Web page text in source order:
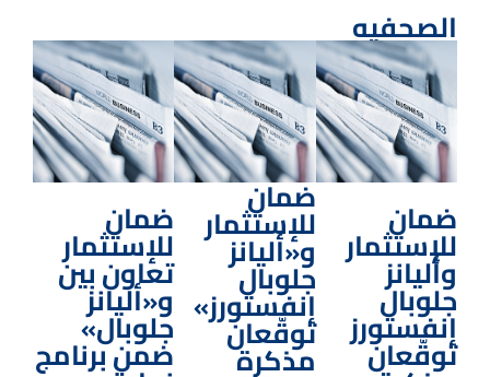
الصحفيه
ضمان
للإستثمار
وأليانز
جلوبال
إنفستورز
توقّعان
ضمان
للإستثمار
و«أليانز
جلوبال
إنفستورز»
توقّعان
مذكرة
ضمان
للإستثمار
تعاون بين
و«أليانز
جلوبال»
ضمن برنامج